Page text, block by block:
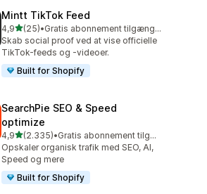
Mintt TikTok Feed
4,9ud af 5 stjerner
(25)
25 anmeldelser i alt
•
Gratis abonnement tilgængeligt
Skab social proof ved at vise officielle
TikTok-feeds og -videoer.
Built for Shopify
SearchPie SEO & Speed
optimize
4,9ud af 5 stjerner
(2.335)
2335 anmeldelser i alt
•
Gratis abonnement tilgængeligt
Opskaler organisk trafik med SEO, AI,
Speed og mere
Built for Shopify